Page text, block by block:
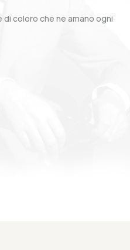
coloro che ne amano ogni